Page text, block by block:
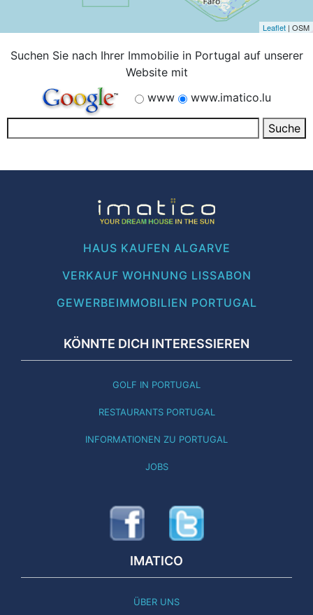
Leaflet | OSM
Suchen Sie nach Ihrer Immobilie in Portugal auf unserer
Website mit
www
www.imatico.lu
HAUS KAUFEN ALGARVE
VERKAUF WOHNUNG LISSABON
GEWERBEIMMOBILIEN PORTUGAL
KÖNNTE DICH INTERESSIEREN
GOLF IN PORTUGAL
RESTAURANTS PORTUGAL
INFORMATIONEN ZU PORTUGAL
JOBS
IMATICO
ÜBER UNS